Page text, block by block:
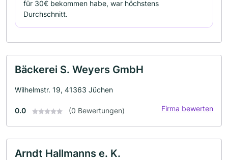
für 30€ bekommen habe, war höchstens
Durchschnitt.
Bäckerei S. Weyers GmbH
Wilhelmstr. 19, 41363 Jüchen
0.0 (0 Bewertungen) Firma bewerten
Arndt Hallmanns e. K.